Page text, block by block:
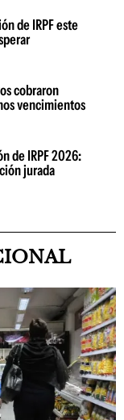
de IRPF este
cobraron
vencimientos
de IRPF 2026:
jurada